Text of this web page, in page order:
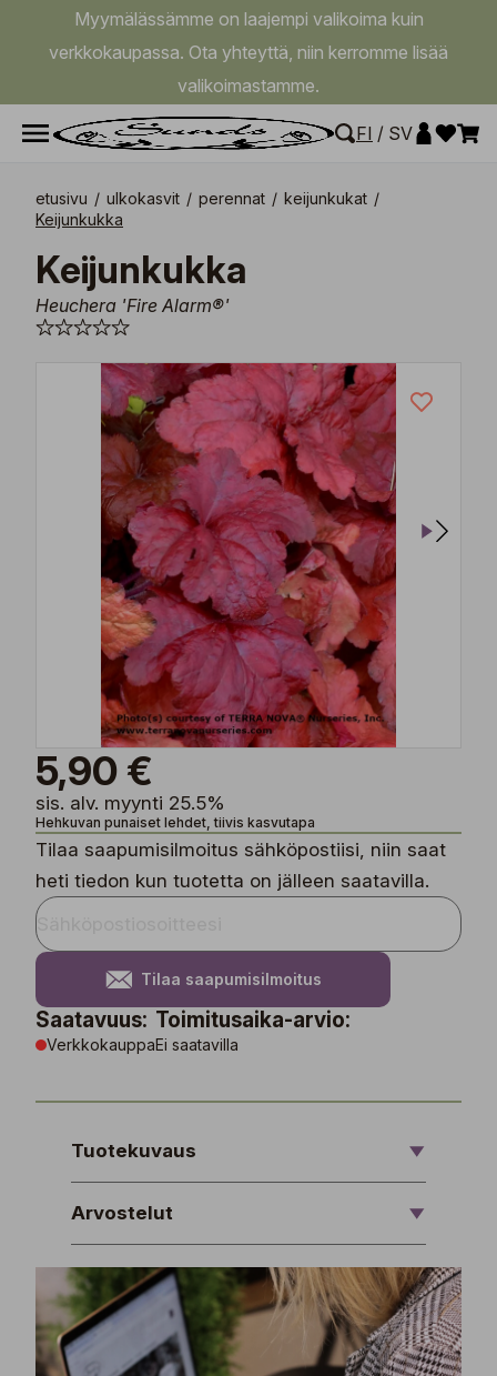
Myymälässämme on laajempi valikoima kuin
verkkokaupassa. Ota yhteyttä, niin kerromme lisää
valikoimastamme.
FI / SV
etusivu / ulkokasvit / perennat / keijunkukat /
Keijunkukka
Keijunkukka
Heuchera 'Fire Alarm®'
5,90 €
sis. alv. myynti 25.5%
Hehkuvan punaiset lehdet, tiivis kasvutapa
Tilaa saapumisilmoitus sähköpostiisi, niin saat
heti tiedon kun tuotetta on jälleen saatavilla.
Tilaa saapumisilmoitus
Saatavuus:
Verkkokauppa
Toimitusaika-arvio:
Ei saatavilla
Tuotekuvaus
Arvostelut